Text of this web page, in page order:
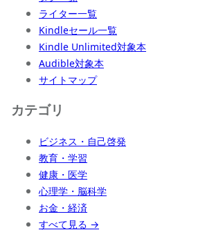
ライター一覧
Kindleセール一覧
Kindle Unlimited対象本
Audible対象本
サイトマップ
カテゴリ
ビジネス・自己啓発
教育・学習
健康・医学
心理学・脳科学
お金・経済
すべて見る →